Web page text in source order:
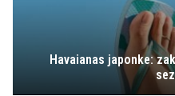
Havaianas japonke: